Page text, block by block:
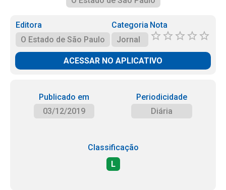
Editora
O Estado de São Paulo
Categoria
Jornal
Nota
ACESSAR NO APLICATIVO
Publicado em
03/12/2019
Periodicidade
Diária
Classificação
L